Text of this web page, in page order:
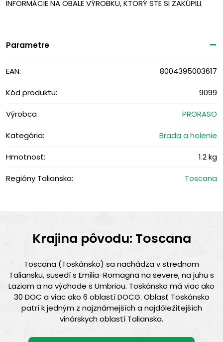
INFORMÁCIE NA OBALE VÝROBKU, KTORÝ STE SI ZAKÚPILI.
Parametre
EAN: 8004395003617
Kód produktu: 9099
Výrobca PRORASO
Kategória: Brada a holenie
Hmotnosť: 1.2 kg
Regióny Talianska: Toscana
Krajina pôvodu: Toscana
Toscana (Toskánsko) sa nachádza v strednom
Taliansku, susedí s Emilia-Romagna na severe, na juhu s
Laziom a na východe s Umbriou. Toskánsko má viac ako
30 DOC a viac ako 6 oblastí DOCG. Oblasť Toskánsko
patrí k jedným z najznámejších a najdôležitejších
vinárskych oblastí Talianska.